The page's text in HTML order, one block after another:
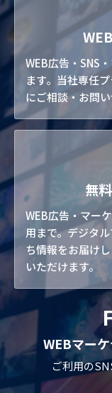
WEB広告・SNS
ます。当社専任
にご相談・お問
無
WEB広告・マー
用まで。デジタ
ち情報をお届け
いただけます。
WEBマー
ご利用の